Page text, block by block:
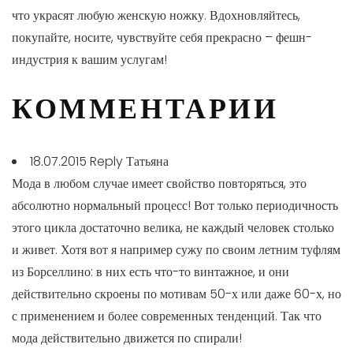
что украсят любую женскую ножку. Вдохновляйтесь,
покупайте, носите, чувствуйте себя прекрасно – фешн-
индустрия к вашим услугам!
КОММЕНТАРИИ
18.07.2015 ReplyТатьяна
Мода в любом случае имеет свойство повторяться, это
абсолютно нормальный процесс! Вот только периодичность
этого цикла достаточно велика, не каждый человек столько
и живет. Хотя вот я например сужу по своим летним туфлям
из Борселлино: в них есть что-то винтажное, и они
действительно скроены по мотивам 50-х или даже 60-х, но
с применением и более современных тенденций. Так что
мода действительно движется по спирали!